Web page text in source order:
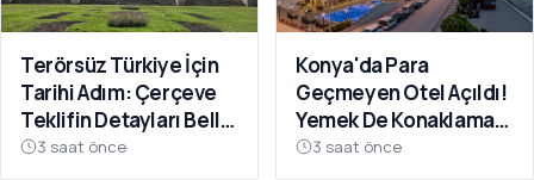
Terörsüz Türkiye İçin
Tarihi Adım: Çerçeve
Teklifin Detayları Belli
Oldu
3 saat önce
Konya'da Para
Geçmeyen Otel Açıldı!
Yemek De Konaklama
Da Ücretsiz
3 saat önce